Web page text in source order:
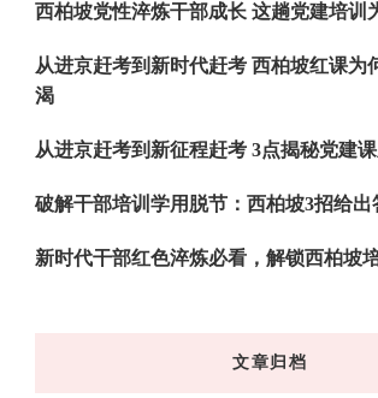
西柏坡党性淬炼干部成长 这趟党建培训
从进京赶考到新时代赶考 西柏坡红课为
渴
从进京赶考到新征程赶考 3点揭秘党建
破解干部培训学用脱节：西柏坡3招给出
新时代干部红色淬炼必看，解锁西柏坡
文章归档